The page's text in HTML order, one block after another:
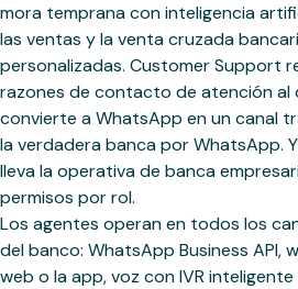
mora temprana con inteligencia
las ventas y la venta cruzada
personalizadas. Customer Support
razones de contacto de atención al
convierte a WhatsApp en un canal
la verdadera banca por WhatsApp.
lleva la operativa de banca
permisos por rol.
Los agentes operan en todos los
del banco: WhatsApp Business API,
web o la app, voz con IVR